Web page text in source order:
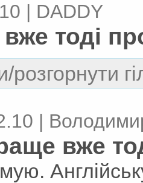
| DADDY
тоді
розгорнути
|
вже